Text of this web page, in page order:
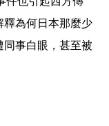
為何日本那麼少
事白眼，甚至被